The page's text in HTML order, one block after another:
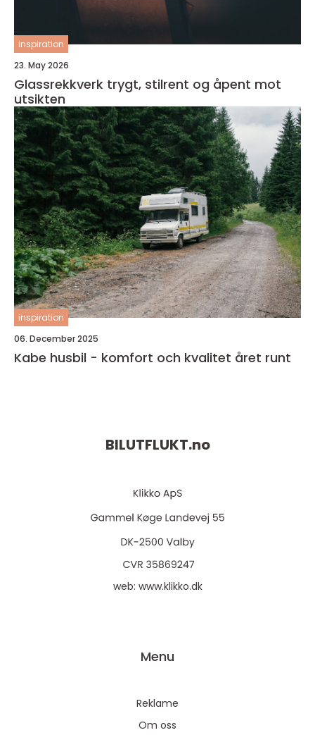
inspiration
23. May 2026
Glassrekkverk trygt, stilrent og åpent mot
utsikten
inspiration
06. December 2025
Kabe husbil - komfort och kvalitet året runt
BILUTFLUKT.no
web: www.klikko.dk
Menu
Reklame
Om oss